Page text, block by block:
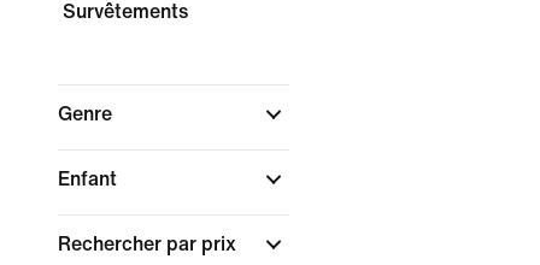
Survêtements
Genre
Enfant
Rechercher par prix